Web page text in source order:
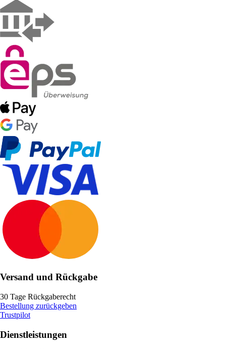
Versand und Rückgabe
30 Tage Rückgaberecht
Bestellung zurückgeben
Trustpilot
Dienstleistungen